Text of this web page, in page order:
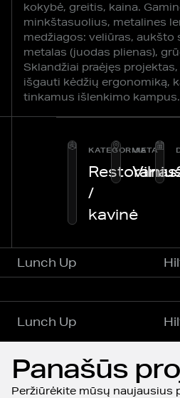
kokybė, greitis, kaina.
minkštasuolius, metalines
medžiagos: veliūras, aukšto
metalas (juodas plienas),
Sklandžiai praėjęs
išgauti kėdžių ergonomiką,
tinkamus išlenkimo kampus.
KATEGORIJA
Restoranas
/
kavinė
VIETA
Lunch Up
Lunch Up
Panašūs
Peržiūrėkite mūsų naujausius